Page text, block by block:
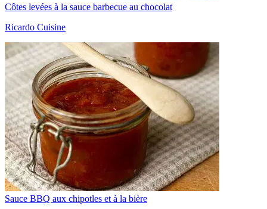
Côtes levées à la sauce barbecue au chocolat
Ricardo Cuisine
Sauce BBQ aux chipotles et à la bière